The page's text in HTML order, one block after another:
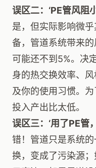
误区二：‘PE管风阻
是，但实际影响微
备，管道系统带来
可能还不到5%。决
身的热交换效率、
及你的使用习惯。为
投入产出比太低。
误区三：‘用了PE管
错！管道只是系统
换，变成了污染源